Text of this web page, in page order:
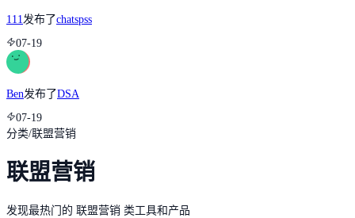
111 发布了chatspss
07-19
Ben发布了DSA
07-19
分类/联盟营销
联盟营销
发现最热门的 联盟营销 类工具和产品